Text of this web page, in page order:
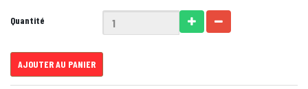
Quantité
AJOUTER AU PANIER